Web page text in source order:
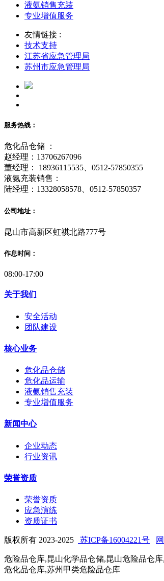
液氨销售充装
专业增值服务
友情链接 :
技术支持
江苏省应急管理局
苏州市应急管理局
服务热线：
危化品仓储 ：
赵经理：13706267096
董经理： 18936115535、0512-57850355
液氨充装销售：
陆经理：13328058578、0512-57850357
公司地址：
昆山市高新区虹祺北路777号
作息时间：
08:00-17:00
关于我们
安全活动
团队建设
核心业务
危化品仓储
危化品运输
液氨销售充装
专业增值服务
新闻中心
企业动态
行业资讯
荣誉资质
荣誉资质
应急演练
资质证书
版权所有 2023-2025 苏ICP备16004221号
危险品仓库,昆山化学品仓储,昆山危险品仓
危化品仓库,苏州甲类危险品仓库